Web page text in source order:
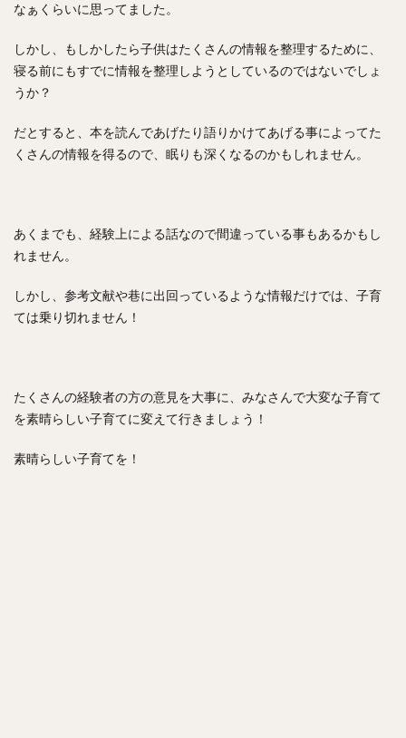
なぁくらいに思ってました。
しかし、もしかしたら子供はたくさんの情報を整理するために、
寝る前にもすでに情報を整理しようとしているのではないでしょ
うか？
だとすると、本を読んであげたり語りかけてあげる事によってた
くさんの情報を得るので、眠りも深くなるのかもしれません。
あくまでも、経験上による話なので間違っている事もあるかもし
れません。
しかし、参考文献や巷に出回っているような情報だけでは、子育
ては乗り切れません！
たくさんの経験者の方の意見を大事に、みなさんで大変な子育て
を素晴らしい子育てに変えて行きましょう！
素晴らしい子育てを！